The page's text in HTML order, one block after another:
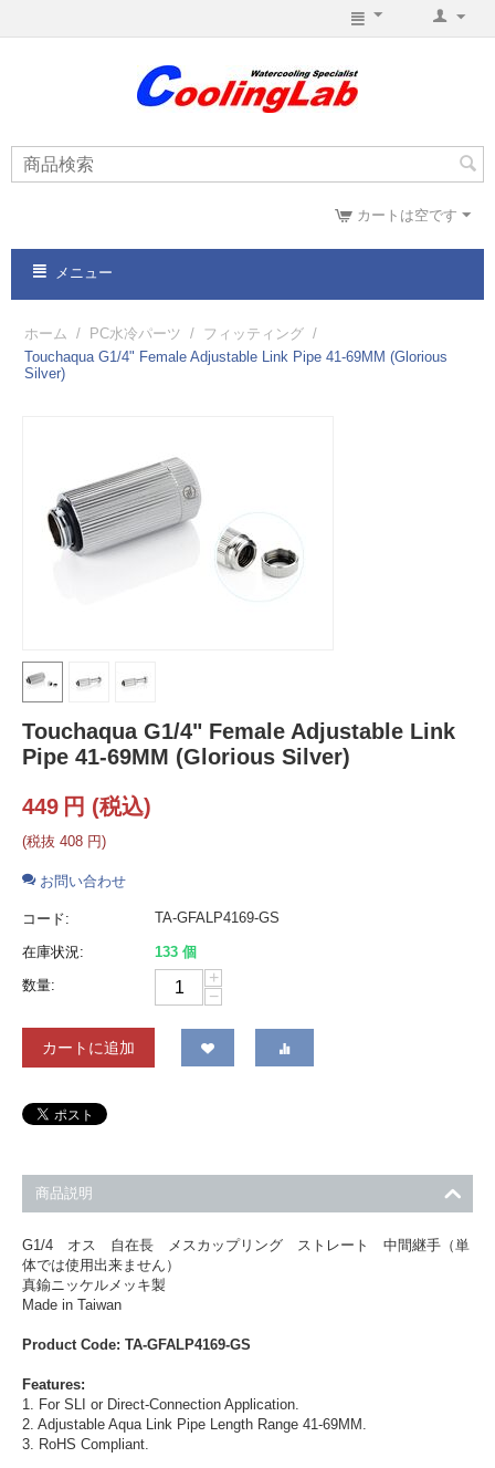
カートは空です
メニュー
ホーム / PC水冷パーツ / フィッティング /
Touchaqua G1/4" Female Adjustable Link Pipe 41-69MM (Glorious
Silver)
Touchaqua G1/4" Female Adjustable Link
Pipe 41-69MM (Glorious Silver)
449 円 (税込)
(税抜 408 円)
お問い合わせ
コード: TA-GFALP4169-GS
在庫状況:
133 個
数量:
+
−
カートに追加
商品説明
G1/4 オス 自在長 メスカップリング ストレート 中間継手（単
体では使用出来ません）
真鍮ニッケルメッキ製
Made in Taiwan
Product Code: TA-GFALP4169-GS
Features:
1. For SLI or Direct-Connection Application.
2. Adjustable Aqua Link Pipe Length Range 41-69MM.
3. RoHS Compliant.